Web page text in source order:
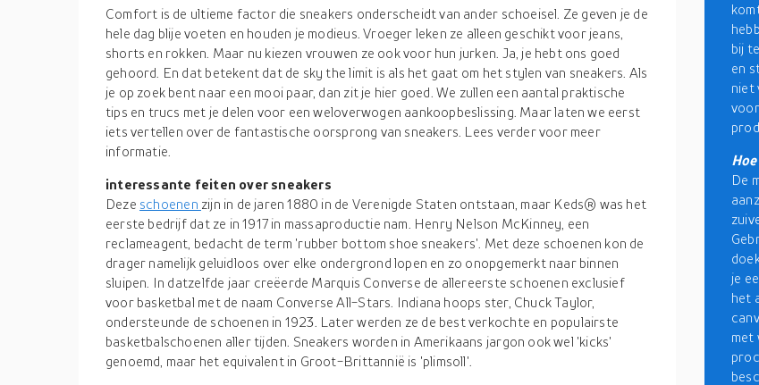
Comfort is de ultieme factor die sneakers onderscheidt van ander schoeisel. Ze geven je de
hele dag blije voeten en houden je modieus. Vroeger leken ze alleen geschikt voor jeans,
shorts en rokken. Maar nu kiezen vrouwen ze ook voor hun jurken. Ja, je hebt ons goed
gehoord. En dat betekent dat de sky the limit is als het gaat om het stylen van sneakers. Als
je op zoek bent naar een mooi paar, dan zit je hier goed. We zullen een aantal praktische
tips en trucs met je delen voor een weloverwogen aankoopbeslissing. Maar laten we eerst
iets vertellen over de fantastische oorsprong van sneakers. Lees verder voor meer
informatie.
interessante feiten over sneakers
Deze schoenen zijn in de jaren 1880 in de Verenigde Staten ontstaan, maar Keds® was het
eerste bedrijf dat ze in 1917 in massaproductie nam. Henry Nelson McKinney, een
reclameagent, bedacht de term 'rubber bottom shoe sneakers'. Met deze schoenen kon de
drager namelijk geluidloos over elke ondergrond lopen en zo onopgemerkt naar binnen
sluipen. In datzelfde jaar creëerde Marquis Converse de allereerste schoenen exclusief
voor basketbal met de naam Converse All-Stars. Indiana hoops ster, Chuck Taylor,
ondersteunde de schoenen in 1923. Later werden ze de best verkochte en populairste
basketbalschoenen aller tijden. Sneakers worden in Amerikaans jargon ook wel 'kicks'
genoemd, maar het equivalent in Groot-Brittannië is 'plimsoll'.
bij
en
niet
De
je
het
met